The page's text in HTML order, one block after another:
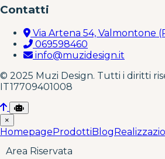
Contatti
Via Artena 54, Valmontone
069598460
info@muzidesign.it
© 2025 Muzi Design. Tutti i diritti
IT17709401008
×
HomepageProdottiBlog
Area Riservata